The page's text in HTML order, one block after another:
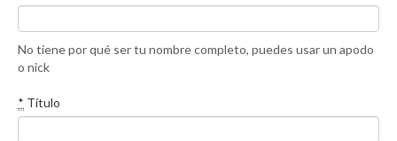
No tiene por qué ser tu nombre completo, puedes usar un apodo
o nick
* Título